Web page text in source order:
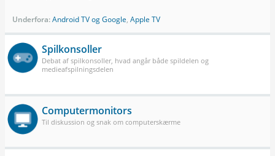
Underfora:Android TV og Google, Apple TV
Spilkonsoller
Debat af spilkonsoller, hvad angår både spildelen og
medieafspilningsdelen
Computermonitors
Til diskussion og snak om computerskærme